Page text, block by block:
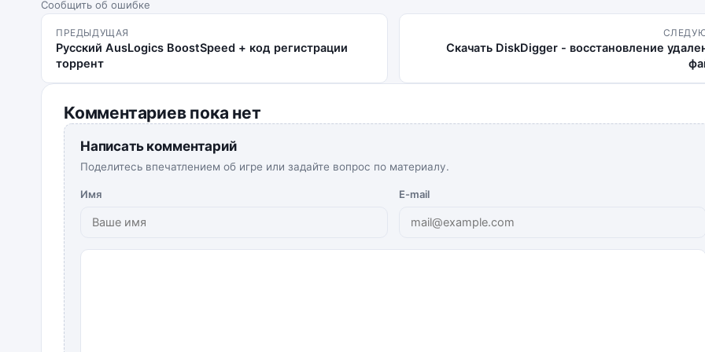
Сообщить об ошибке
ПРЕДЫДУЩАЯ
Русский AusLogics BoostSpeed + код регистрации
торрент
Скачать DiskDigger - восстановление
Комментариев пока нет
Написать комментарий
Поделитесь впечатлением об игре или задайте вопрос по материалу.
Имя E-mail